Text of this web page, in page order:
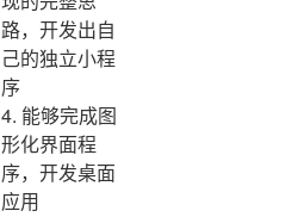
路，开发出自
己的独立小程
序
4. 能够完成图
形化界面程
序，开发桌面
应用